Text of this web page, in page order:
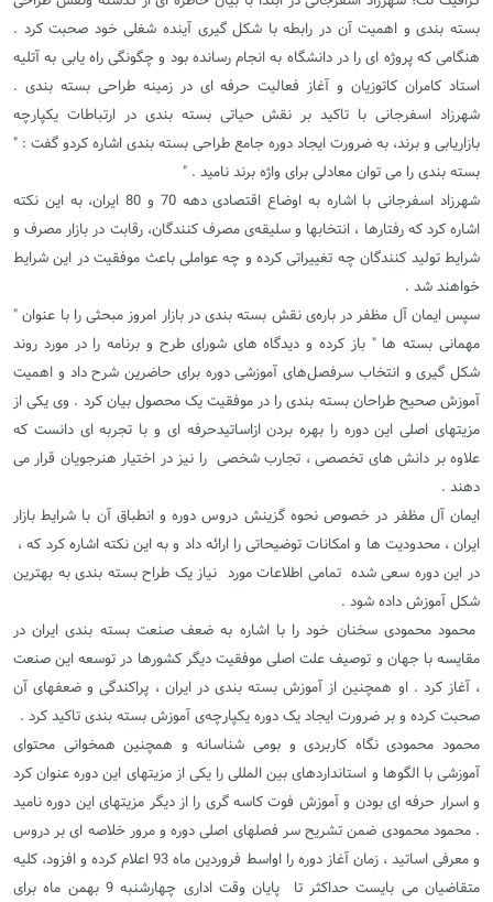
بسته بندی و اهمیت آن در رابطه با شکل گیری آینده شغلی خود صحبت کرد .
هنگامی که پروژه ای را در دانشگاه به انجام رسانده بود و چگونگی راه یابی به آتلیه
استاد کامران کاتوزیان و آغاز فعالیت حرفه ای در زمینه طراحی بسته بندی .
شهرزاد اسفرجانی با تاکید بر نقش حیاتی بسته بندی در ارتباطات یکپارچه
بازاریابی و برند، به ضرورت ایجاد دوره جامع طراحی بسته بندی اشاره کردو گفت : "
بسته بندی را می توان معادلی برای واژه برند نامید . "
شهرزاد اسفرجانی با اشاره به اوضاع اقتصادی دهه 70 و 80 ایران، به این نکته
اشاره کرد که رفتارها ، انتخابها و سلیقه‌ی مصرف کنندگان، رقابت در بازار مصرف و
شرایط تولید کنندگان چه تغییراتی کرده و چه عواملی باعث موفقیت در این شرایط
خواهند شد .
سپس ایمان آل مظفر در باره‌ی نقش بسته بندی در بازار امروز مبحثی را با عنوان "
مهمانی بسته ها " باز کرده و دیدگاه های شورای طرح و برنامه را در مورد روند
شکل گیری و انتخاب سرفصل‌های آموزشی دوره برای حاضرین شرح داد و اهمیت
آموزش صحیح طراحان بسته بندی را در موفقیت یک محصول بیان کرد . وی یکی از
مزیتهای اصلی این دوره را بهره بردن ازاساتیدحرفه ای و با تجربه ای دانست که
علاوه بر دانش های تخصصی ، تجارب شخصی را نیز در اختیار هنرجویان قرار می
دهند .
ایمان آل مظفر در خصوص نحوه گزینش دروس دوره و انطباق آن با شرایط بازار
ایران ، محدودیت ها و امکانات توضیحاتی را ارائه داد و به این نکته اشاره کرد که ،
در این دوره سعی شده تمامی اطلاعات مورد نیاز یک طراح بسته بندی به بهترین
شکل آموزش داده شود .
محمود محمودی سخنان خود را با اشاره به ضعف صنعت بسته بندی ایران در
مقایسه با جهان و توصیف علت اصلی موفقیت دیگر کشورها در توسعه این صنعت
، آغاز کرد . او همچنین از آموزش بسته بندی در ایران ، پراکندگی و ضعفهای آن
صحبت کرده و بر ضرورت ایجاد یک دوره یکپارچه‌ی آموزش بسته بندی تاکید کرد .
محمود محمودی نگاه کاربردی و بومی شناسانه و همچنین همخوانی محتوای
آموزشی با الگوها و استانداردهای بین المللی را یکی از مزیتهای این دوره عنوان کرد
و اسرار حرفه ای بودن و آموزش فوت کاسه گری را از دیگر مزیتهای این دوره نامید
. محمود محمودی ضمن تشریح سر فصلهای اصلی دوره و مرور خلاصه ای بر دروس
و معرفی اساتید ، زمان آغاز دوره را اواسط فروردین ماه 93 اعلام کرده و افزود، کلیه
متقاضیان می بایست حداکثر تا پایان وقت اداری چهارشنبه 9 بهمن ماه برای